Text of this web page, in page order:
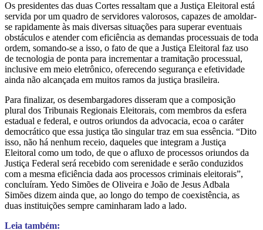
Os presidentes das duas Cortes ressaltam que a Justiça Eleitoral está
servida por um quadro de servidores valorosos, capazes de amoldar-
se rapidamente às mais diversas situações para superar eventuais
obstáculos e atender com eficiência as demandas processuais de toda
ordem, somando-se a isso, o fato de que a Justiça Eleitoral faz uso
de tecnologia de ponta para incrementar a tramitação processual,
inclusive em meio eletrônico, oferecendo segurança e efetividade
ainda não alcançada em muitos ramos da justiça brasileira.
Para finalizar, os desembargadores disseram que a composição
plural dos Tribunais Regionais Eleitorais, com membros da esfera
estadual e federal, e outros oriundos da advocacia, ecoa o caráter
democrático que essa justiça tão singular traz em sua essência. “Dito
isso, não há nenhum receio, daqueles que integram a Justiça
Eleitoral como um todo, de que o afluxo de processos oriundos da
Justiça Federal será recebido com serenidade e serão conduzidos
com a mesma eficiência dada aos processos criminais eleitorais”,
concluíram. Yedo Simões de Oliveira e João de Jesus Adbala
Simões dizem ainda que, ao longo do tempo de coexistência, as
duas instituições sempre caminharam lado a lado.
Leia também: